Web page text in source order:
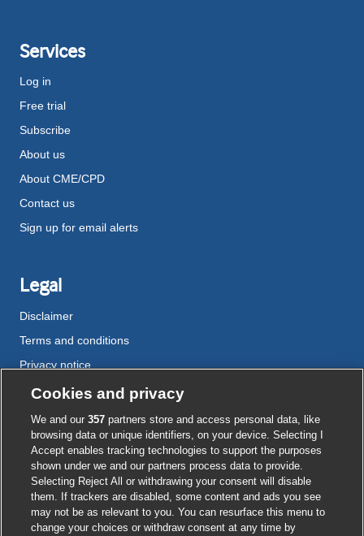
Services
Log in
Free trial
Subscribe
About us
About CME/CPD
Contact us
Sign up for email alerts
Legal
Disclaimer
Terms and conditions
Privacy notice
Cookie policy
Accessibility
External
link
opens
in
a
External
link
opens
in
a
External
link
opens
in
a
External
link
opens
in
External
link
opens
in
a
© BMJ Publishing Group 2026
Cookies and privacy
We and our357 partners store and access personal data, like
browsing data or unique identifiers, on your device. Selecting I
Accept enables tracking technologies to support the purposes
shown under we and our partners process data to provide.
Selecting Reject All or withdrawing your consent will disable
them. If trackers are disabled, some content and ads you see
may not be as relevant to you. You can resurface this menu to
change your choices or withdraw consent at any time by